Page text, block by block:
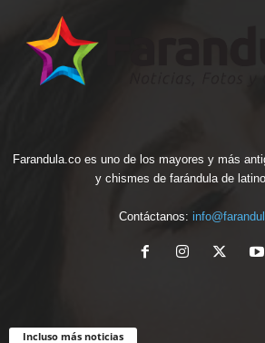
Farandula.co es uno de los mayores y más
y chismes de farándula de
Contáctanos:
Incluso más noticias